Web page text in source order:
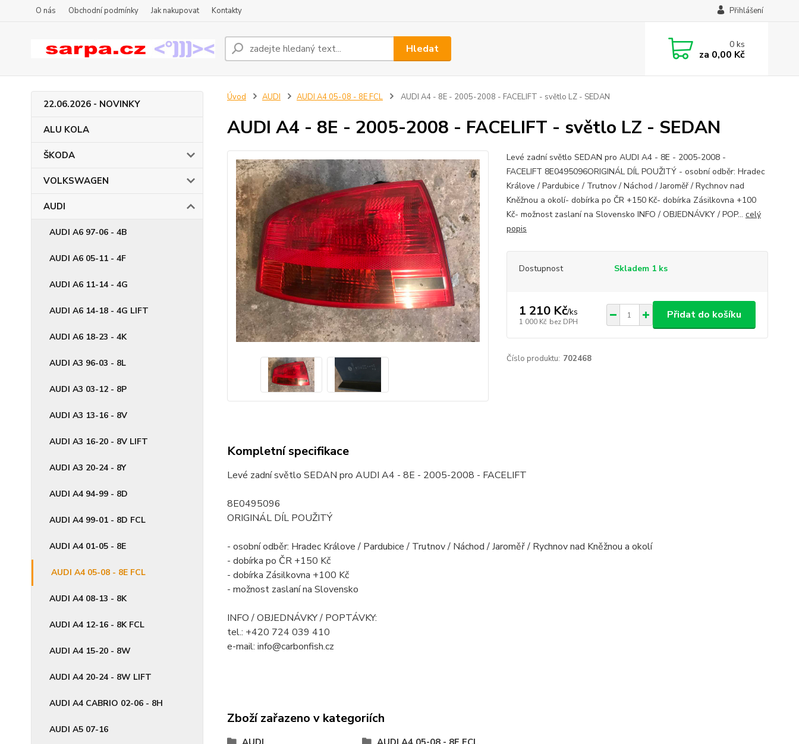
O nás Obchodní podmínky Jak nakupovat Kontakty Přihlášení
Hledat 0ks
za 0,00 Kč
22.06.2026 - NOVINKY
ALU KOLA
ŠKODA
VOLKSWAGEN
AUDI
AUDI A6 97-06 - 4B
AUDI A6 05-11 - 4F
AUDI A6 11-14 - 4G
AUDI A6 14-18 - 4G LIFT
AUDI A6 18-23 - 4K
AUDI A3 96-03 - 8L
AUDI A3 03-12 - 8P
AUDI A3 13-16 - 8V
AUDI A3 16-20 - 8V LIFT
AUDI A3 20-24 - 8Y
AUDI A4 94-99 - 8D
AUDI A4 99-01 - 8D FCL
AUDI A4 01-05 - 8E
AUDI A4 05-08 - 8E FCL
AUDI A4 08-13 - 8K
AUDI A4 12-16 - 8K FCL
AUDI A4 15-20 - 8W
AUDI A4 20-24 - 8W LIFT
AUDI A4 CABRIO 02-06 - 8H
AUDI A5 07-16
Úvod AUDI AUDI A4 05-08 - 8E FCL AUDI A4 - 8E - 2005-2008 - FACELIFT - světlo LZ - SEDAN
AUDI A4 - 8E - 2005-2008 - FACELIFT - světlo LZ - SEDAN
Levé zadní světlo SEDAN pro AUDI A4 - 8E - 2005-2008 -
FACELIFT 8E0495096ORIGINÁL DÍL POUŽITÝ - osobní odběr: Hradec
Králove / Pardubice / Trutnov / Náchod / Jaroměř / Rychnov nad
Kněžnou a okolí- dobírka po ČR +150 Kč- dobírka Zásilkovna +100
Kč- možnost zaslaní na Slovensko INFO / OBJEDNÁVKY / POP... celý
popis
Dostupnost Skladem 1 ks
1 210 Kč/ks
1 000 Kč bez DPH
Přidat do košíku
Číslo produktu: 702468
Kompletní specifikace
Levé zadní světlo SEDAN pro AUDI A4 - 8E - 2005-2008 - FACELIFT
8E0495096
ORIGINÁL DÍL POUŽITÝ
- osobní odběr: Hradec Králove / Pardubice / Trutnov / Náchod / Jaroměř / Rychnov nad Kněžnou a okolí
- dobírka po ČR +150 Kč
- dobírka Zásilkovna +100 Kč
- možnost zaslaní na Slovensko
INFO / OBJEDNÁVKY / POPTÁVKY:
tel.: +420 724 039 410
e-mail: info@carbonfish.cz
Zboží zařazeno v kategoriích